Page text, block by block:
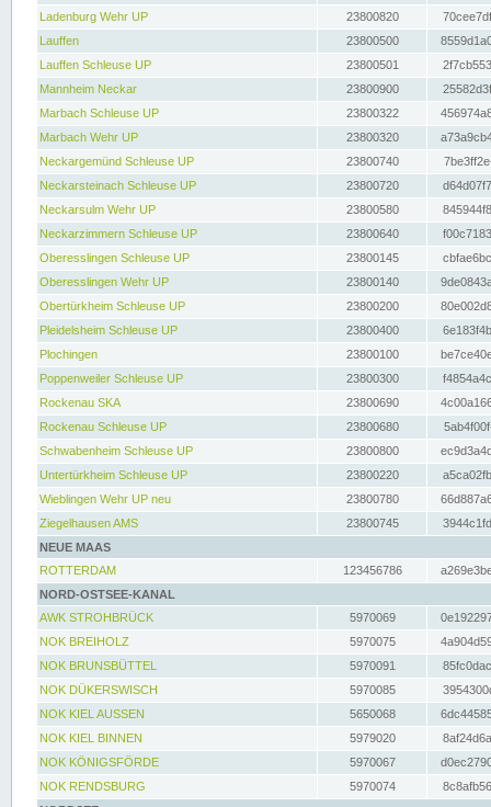
Ladenburg Wehr UP
23800820
Lauffen
23800500
Lauffen Schleuse UP
23800501
Mannheim Neckar
23800900
Marbach Schleuse UP
23800322
Marbach Wehr UP
23800320
Neckargemünd Schleuse UP
23800740
Neckarsteinach Schleuse UP
23800720
Neckarsulm Wehr UP
23800580
Neckarzimmern Schleuse UP
23800640
Oberesslingen Schleuse UP
23800145
Oberesslingen Wehr UP
23800140
Obertürkheim Schleuse UP
23800200
Pleidelsheim Schleuse UP
23800400
Plochingen
23800100
Poppenweiler Schleuse UP
23800300
Rockenau SKA
23800690
Rockenau Schleuse UP
23800680
Schwabenheim Schleuse UP
23800800
Untertürkheim Schleuse UP
23800220
Wieblingen Wehr UP neu
23800780
Ziegelhausen AMS
23800745
NEUE MAAS
ROTTERDAM
123456786
NORD-OSTSEE-KANAL
AWK STROHBRÜCK
5970069
NOK BREIHOLZ
5970075
NOK BRUNSBÜTTEL
5970091
NOK DÜKERSWISCH
5970085
NOK KIEL AUSSEN
5650068
NOK KIEL BINNEN
5979020
NOK KÖNIGSFÖRDE
5970067
NOK RENDSBURG
5970074